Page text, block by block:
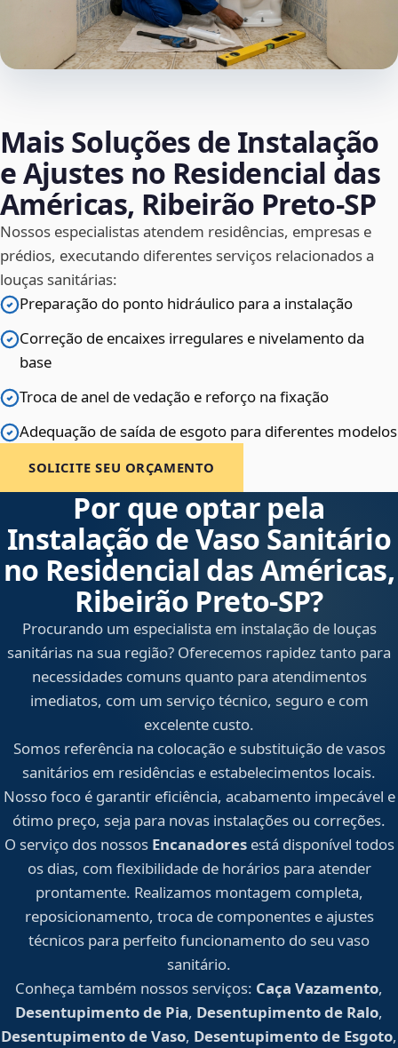
Mais Soluções de Instalação
e Ajustes no Residencial das
Américas, Ribeirão Preto‑SP
Nossos especialistas atendem residências, empresas e
prédios, executando diferentes serviços relacionados a
louças sanitárias:
Preparação do ponto hidráulico para a instalação
Correção de encaixes irregulares e nivelamento da
base
Troca de anel de vedação e reforço na fixação
Adequação de saída de esgoto para diferentes modelos
SOLICITE SEU ORÇAMENTO
Por que optar pela
Instalação de Vaso Sanitário
no Residencial das Américas,
Ribeirão Preto‑SP?
Procurando um especialista em instalação de louças
sanitárias na sua região? Oferecemos rapidez tanto para
necessidades comuns quanto para atendimentos
imediatos, com um serviço técnico, seguro e com
excelente custo.
Somos referência na colocação e substituição de vasos
sanitários em residências e estabelecimentos locais.
Nosso foco é garantir eficiência, acabamento impecável e
ótimo preço, seja para novas instalações ou correções.
O serviço dos nossos Encanadoresestá disponível todos
os dias, com flexibilidade de horários para atender
prontamente. Realizamos montagem completa,
reposicionamento, troca de componentes e ajustes
técnicos para perfeito funcionamento do seu vaso
sanitário.
Conheça também nossos serviços: Caça Vazamento,
Desentupimento de Pia, Desentupimento de Ralo,
Desentupimento de Vaso, Desentupimento de Esgoto,